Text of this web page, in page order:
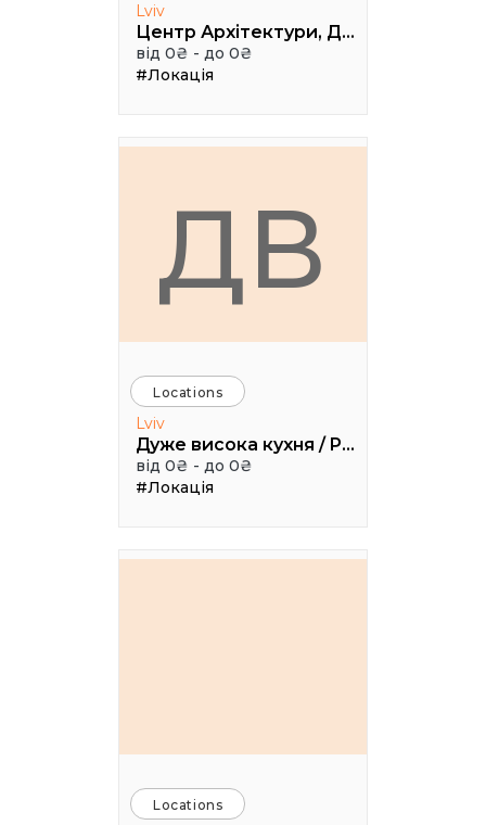
Lviv
Центр Архітектури, Дизайну та Урбаністики Порохова ВЕЖА
від 0₴ - до 0₴
#Локація
ДВ
Locations
Lviv
Дуже висока кухня / Pretty High Kitchen
від 0₴ - до 0₴
#Локація
Locations